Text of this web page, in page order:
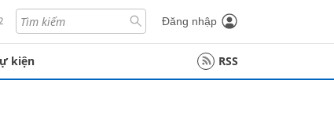
Đăng nhập
kiện RSS